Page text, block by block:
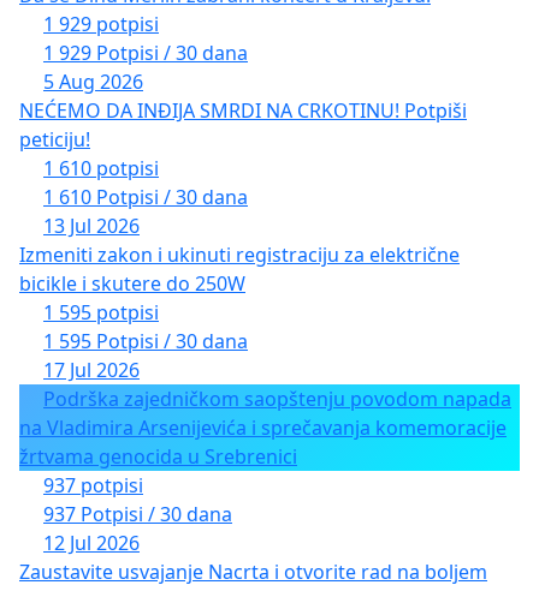
1 929 potpisi
1 929 Potpisi / 30 dana
5 Aug 2026
NEĆEMO DA INĐIJA SMRDI NA CRKOTINU! Potpiši
peticiju!
1 610 potpisi
1 610 Potpisi / 30 dana
13 Jul 2026
Izmeniti zakon i ukinuti registraciju za električne
bicikle i skutere do 250W
1 595 potpisi
1 595 Potpisi / 30 dana
17 Jul 2026
Podrška zajedničkom saopštenju povodom napada
na Vladimira Arsenijevića i sprečavanja komemoracije
žrtvama genocida u Srebrenici
937 potpisi
937 Potpisi / 30 dana
12 Jul 2026
Zaustavite usvajanje Nacrta i otvorite rad na boljem